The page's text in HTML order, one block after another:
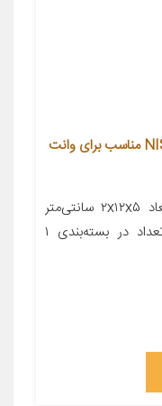
دستگیره شیشه بالابر مدل NISS-BAL-01 مناسب برای وانت
معرفی محصول جزئیات محصول ابعاد ۲x۱۲x۵ سانتی‌متر
وزن ۵۰ کیلوگرم جنس کالا فلزی تعداد در بسته‌بندی ۱